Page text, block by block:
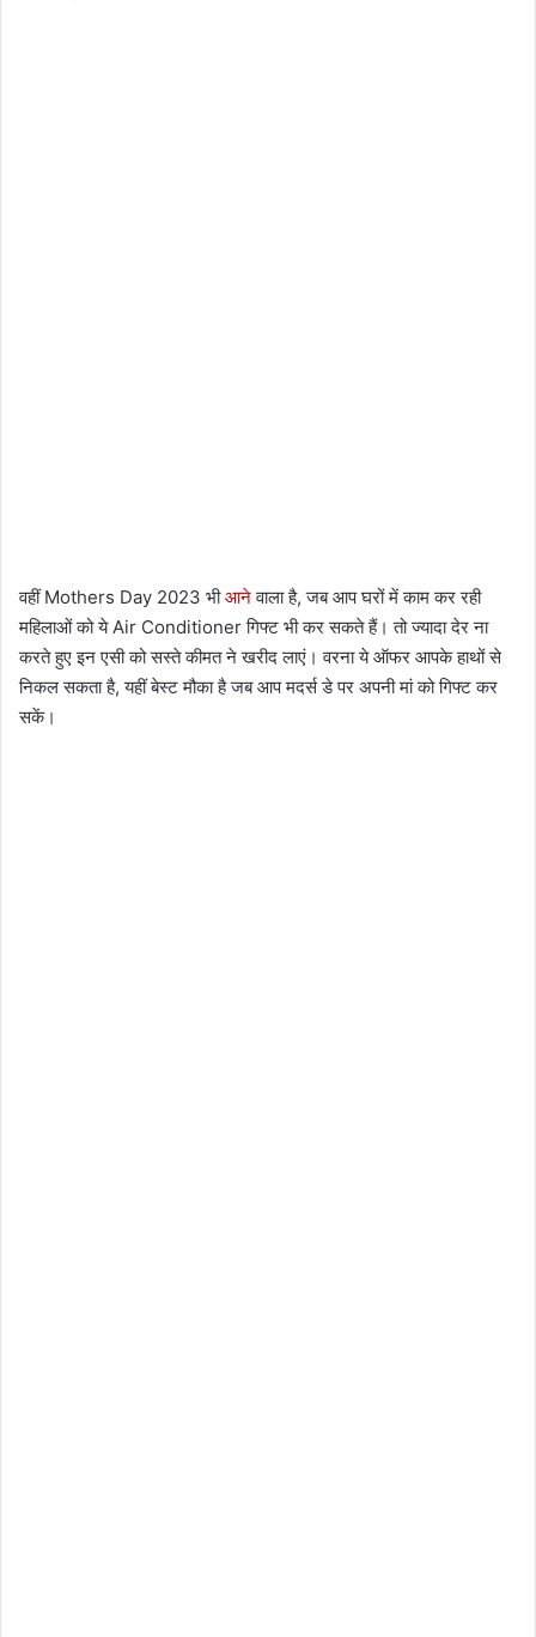
वहीं Mothers Day 2023 भीआनेवाला है, जब आप घरों में काम कर रही
महिलाओं को ये Air Conditioner गिफ्ट भी कर सकते हैं। तो ज्यादा देर ना
करते हुए इन एसी को सस्ते कीमत ने खरीद लाएं। वरना ये ऑफर आपके हाथों से
निकल सकता है, यहीं बेस्ट मौका है जब आप मदर्स डे पर अपनी मां को गिफ्ट कर
सकें।